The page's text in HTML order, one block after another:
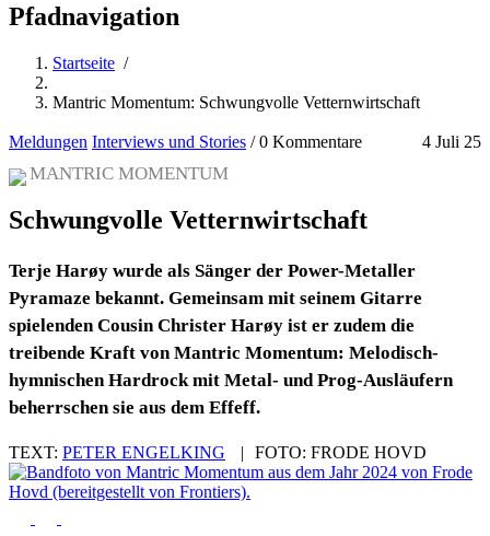
Pfadnavigation
Startseite /
Mantric Momentum: Schwungvolle Vetternwirtschaft
Meldungen Interviews und Stories 4 Juli 25
/0 Kommentare
MANTRIC MOMENTUM
Schwungvolle Vetternwirtschaft
Terje Harøy wurde als Sänger der Power-Metaller
Pyramaze bekannt. Gemeinsam mit seinem Gitarre
spielenden Cousin Christer Harøy ist er zudem die
treibende Kraft von Mantric Momentum: Melodisch-
hymnischen Hardrock mit Metal- und Prog-Ausläufern
beherrschen sie aus dem Effeff.
TEXT: PETER ENGELKING | FOTO: FRODE HOVD